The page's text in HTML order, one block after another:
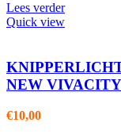
Lees verder
Quick view
NEW VIVACITY
€10,00